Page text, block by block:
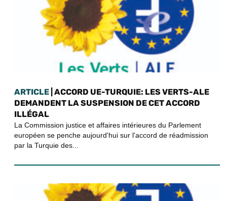
ARTICLE | ACCORD UE-TURQUIE: LES VERTS-ALE
DEMANDENT LA SUSPENSION DE CET ACCORD
ILLÉGAL
La Commission justice et affaires intérieures du Parlement
européen se penche aujourd'hui sur l'accord de réadmission
par la Turquie des...